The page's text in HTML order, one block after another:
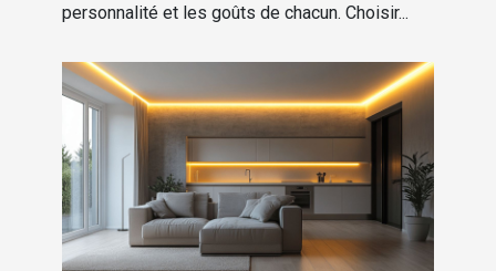
personnalité et les goûts de chacun. Choisir...